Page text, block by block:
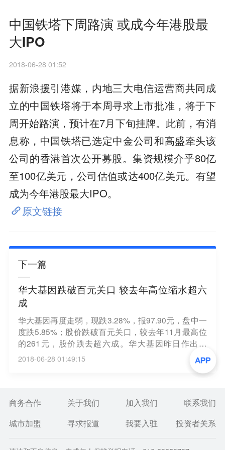
中国铁塔下周路演 或成今年港股最
大IPO
2018-06-28 01:52
据新浪援引港媒，内地三大电信运营商共同成
立的中国铁塔将于本周寻求上市批准，将于下
周开始路演，预计在7月下旬挂牌。此前，有消
息称，中国铁塔已选定中金公司和高盛牵头该
公司的香港首次公开募股。集资规模介乎80亿
至100亿美元，公司估值或达400亿美元。有望
成为今年港股最大IPO。
原文链接
下一篇
华大基因跌破百元关口 较去年高位缩水超六
成
华大基因再度走弱，现跌3.28%，报97.90元，盘中一
度跌5.85%；股价跌破百元关口，较去年11月最高位
的261元，股价跌去超六成。华大基因昨日作出澄
清，近期有网络文章提及公司“套骗国有资产”等说法
2018-06-28 01:49:15
商务合作 关于我们 加入我们
联系我们
城市加盟
寻求报道 我要入驻 投资者关系